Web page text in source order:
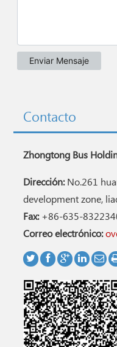
Contacto
Zhongtong Bus
Dirección:No.261
development zone,
Fax:+86-635-
Correo electrónico: